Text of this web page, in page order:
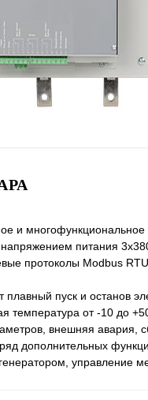
и многофункциональное
питания
протоколы Modbus
плавный пуск и останов
температура от -10 до
внешняя авария,
дополнительных
управление